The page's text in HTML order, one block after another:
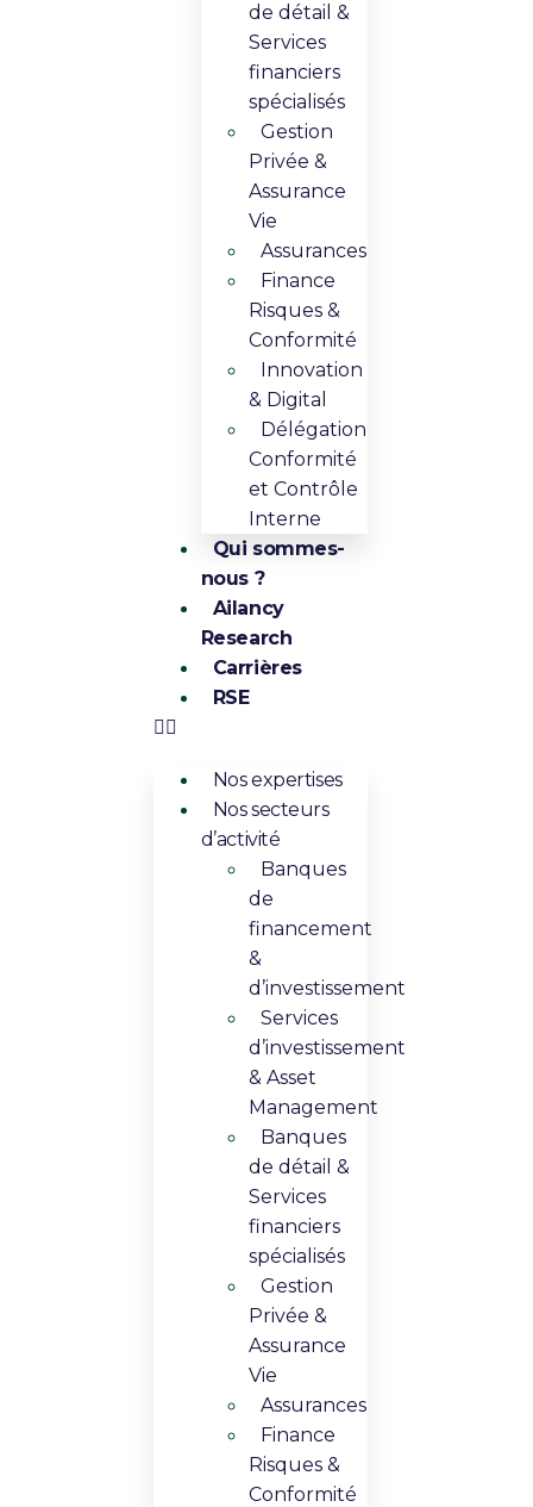
de détail &
Services
financiers
spécialisés
Gestion
Privée &
Assurance
Vie​
Assurances
Finance
Risques &
Conformité
Innovation
& Digital​​
Délégation
Conformité
et Contrôle
Interne
Qui sommes-
nous ?
Ailancy
Research
Carrières
RSE
Nos expertises
Nos secteurs
d’activité
Banques
de
financement
&
d’investissement
Services
d’investissement
& Asset
Management​
Banques
de détail &
Services
financiers
spécialisés
Gestion
Privée &
Assurance
Vie​
Assurances
Finance
Risques &
Conformité